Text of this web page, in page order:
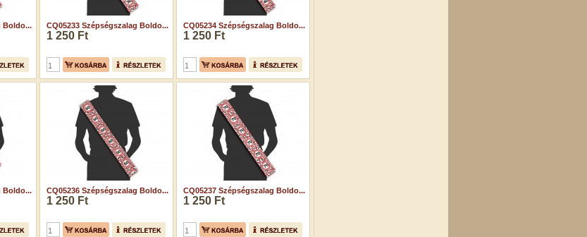
Boldo... CQ05233 Szépségszalag Boldo...
1 250 Ft
CQ05234 Szépségszalag Boldo...
1 250 Ft
Boldo... CQ05236 Szépségszalag Boldo...
1 250 Ft
CQ05237 Szépségszalag Boldo...
1 250 Ft